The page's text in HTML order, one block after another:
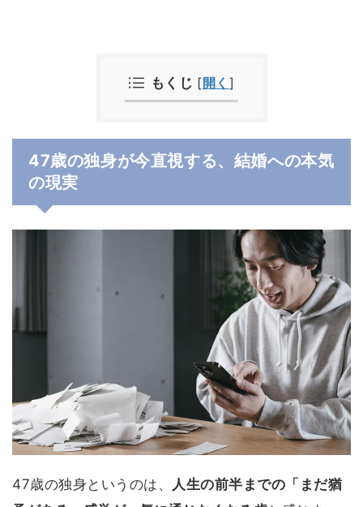
もくじ [開く ]
47歳の独身が今直視する、結婚への本気
の現実
47歳の独身というのは、 人生の前半までの「まだ猶